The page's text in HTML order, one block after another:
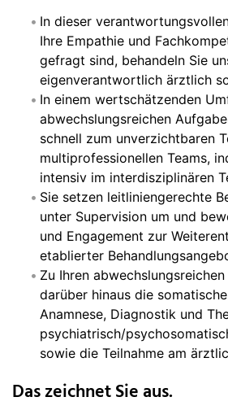
In dieser
Ihre Empathie und
gefragt sind, behandeln Sie
eigenverantwortlich ärztlich
In einem wertschätzenden
abwechslungsreichen
schnell zum unverzichtbaren
multiprofessionellen Teams,
intensiv im interdisziplinären
Sie setzen leitliniengerechte
unter Supervision um und
und Engagement zur
etablierter
Zu Ihren
darüber hinaus die
Anamnese, Diagnostik und
psychiatrisch/
sowie die Teilnahme am
Das zeichnet Sie aus.